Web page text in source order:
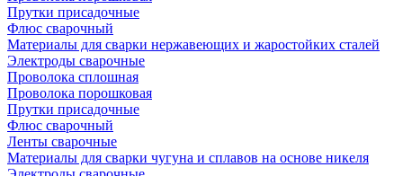
Прутки присадочные
Флюс сварочный
Материалы для сварки нержавеющих и жаростойких сталей
Электроды сварочные
Проволока сплошная
Проволока порошковая
Прутки присадочные
Флюс сварочный
Ленты сварочные
Материалы для сварки чугуна и сплавов на основе никеля